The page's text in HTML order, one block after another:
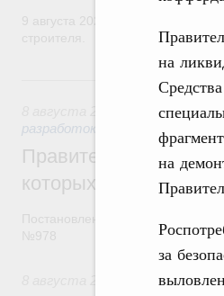
на
на
за
разработок
Правительство
которых
Отрасль